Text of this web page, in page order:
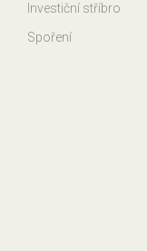
Investiční stříbro
Spoření